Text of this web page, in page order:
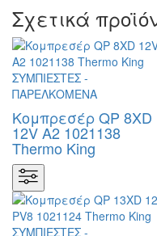
Σχετικά
Κομπρεσέρ QP 8XD
12V A2 1021138
Thermo King